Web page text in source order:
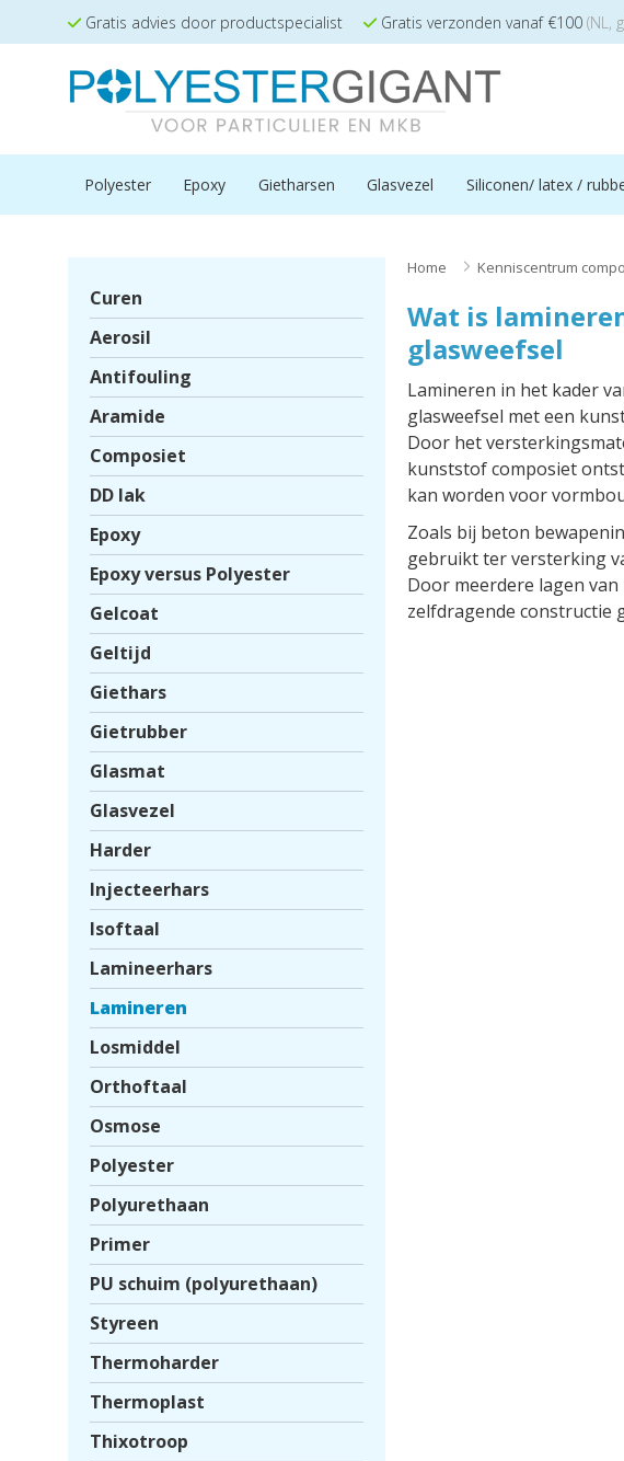
Gratis advies door productspecialist Gratis verzonden vanaf €100 (NL,
Polyester Epoxy Gietharsen Glasvezel Siliconen/ latex /
Curen
Aerosil
Antifouling
Aramide
Composiet
DD lak
Epoxy
Epoxy versus Polyester
Gelcoat
Geltijd
Giethars
Gietrubber
Glasmat
Glasvezel
Harder
Injecteerhars
Isoftaal
Lamineerhars
Lamineren
Losmiddel
Orthoftaal
Osmose
Polyester
Polyurethaan
Primer
PU schuim (polyurethaan)
Styreen
Thermoharder
Thermoplast
Thixotroop
Home > Kenniscentrum
Wat is
glasweefsel
Lamineren in het kader
glasweefsel met een
Door het
kunststof composiet
kan worden voor
Zoals bij beton
gebruikt ter versterking
Door meerdere lagen
zelfdragende constructie